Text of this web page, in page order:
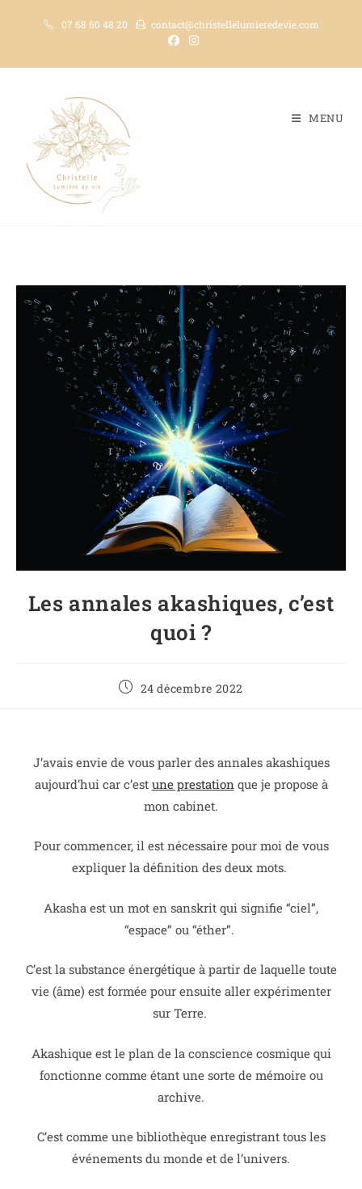
07 68 60 48 20 contact@christellelumieredevie.com
MENU
Les annales akashiques, c’est
quoi ?
24 décembre 2022
J’avais envie de vous parler des annales akashiques
aujourd’hui car c’est une prestation que je propose à
mon cabinet.
Pour commencer, il est nécessaire pour moi de vous
expliquer la définition des deux mots.
Akasha est un mot en sanskrit qui signifie “ciel”,
“espace” ou “éther”.
C’est la substance énergétique à partir de laquelle toute
vie (âme) est formée pour ensuite aller expérimenter
sur Terre.
Akashique est le plan de la conscience cosmique qui
fonctionne comme étant une sorte de mémoire ou
archive.
C’est comme une bibliothèque enregistrant tous les
événements du monde et de l’univers.